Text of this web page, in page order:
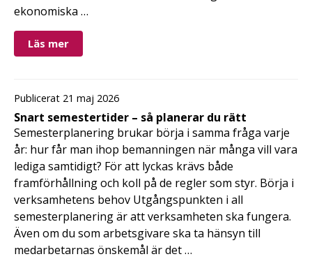
ekonomiska …
Läs mer
Publicerat 21 maj 2026
Snart semestertider – så planerar du rätt
Semesterplanering brukar börja i samma fråga varje
år: hur får man ihop bemanningen när många vill vara
lediga samtidigt? För att lyckas krävs både
framförhållning och koll på de regler som styr. Börja i
verksamhetens behov Utgångspunkten i all
semesterplanering är att verksamheten ska fungera.
Även om du som arbetsgivare ska ta hänsyn till
medarbetarnas önskemål är det …